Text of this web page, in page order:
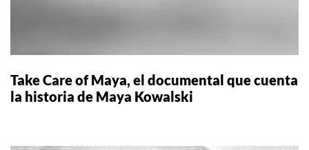
Take Care of Maya, el documental que cuenta
la historia de Maya Kowalski